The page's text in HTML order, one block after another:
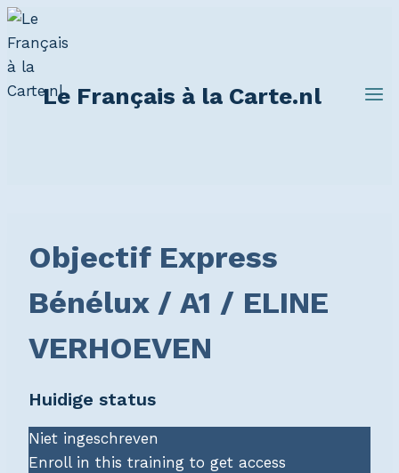
Doorgaan
naar
inhoud
Le Français à la Carte.nl
Objectif Express
Bénélux / A1 / ELINE
VERHOEVEN
Huidige status
Niet ingeschreven
Enroll in this training to get access